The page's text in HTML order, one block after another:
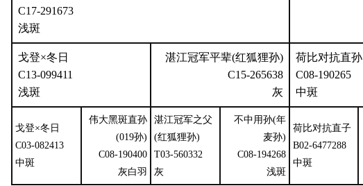
C17-291673
浅斑
戈登×冬日
C13-099411
浅斑
湛江冠军平辈(红狐狸孙)
C15-265638
灰
荷比对抗直孙
C08-190265
中斑
戈登×冬日
C03-082413
中斑
伟大黑斑直孙
(019孙)
C08-190400
灰白羽
湛江冠军之父
(红狐狸孙)
T03-560332
灰
不中用孙(年
麦孙)
C08-194268
浅斑
荷比对抗直子
B02-6477288
中斑